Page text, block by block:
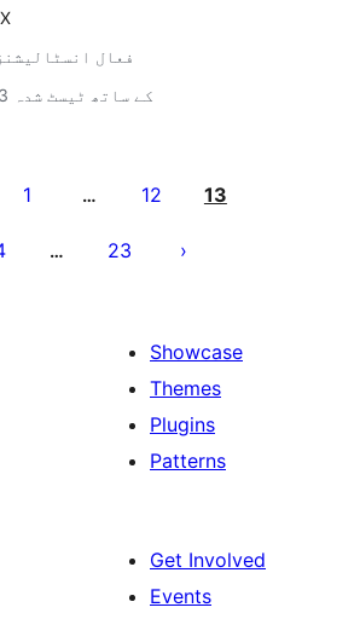
10+ فعال انسٹالیشنز
4.7.33 کے ساتھ ٹیسٹ شدہ
1 … 12 13
… 23
Showcase
Themes
Plugins
Patterns
Get Involved
Events